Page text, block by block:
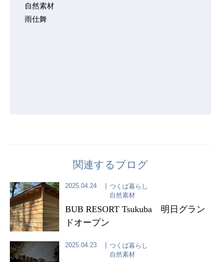
自然素材
雨仕舞
関連するブログ
2025.04.24
つくば暮らし
自然素材
BUB RESORT Tsukuba 明日グラン
ドオープン
2025.04.23
つくば暮らし
自然素材